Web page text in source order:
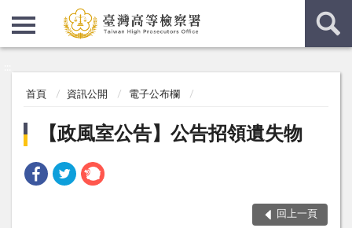
首頁 資訊公開 電子公布欄
【政風室公告】公告招領遺失物
回上一頁